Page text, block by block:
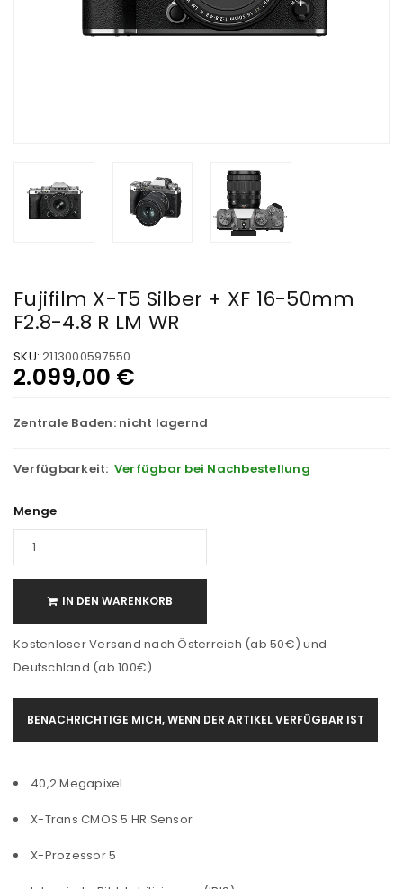
Fujifilm X-T5 Silber + XF 16-50mm
F2.8-4.8 R LM WR
SKU: 2113000597550
2.099,00 €
Zentrale Baden: nicht lagernd
Verfügbarkeit: Verfügbar bei Nachbestellung
Menge
IN DEN WARENKORB
Kostenloser Versand nach Österreich (ab 50€) und
Deutschland (ab 100€)
BENACHRICHTIGE MICH, WENN DER ARTIKEL VERFÜGBAR IST
40,2 Megapixel
X-Trans CMOS 5 HR Sensor
X-Prozessor 5